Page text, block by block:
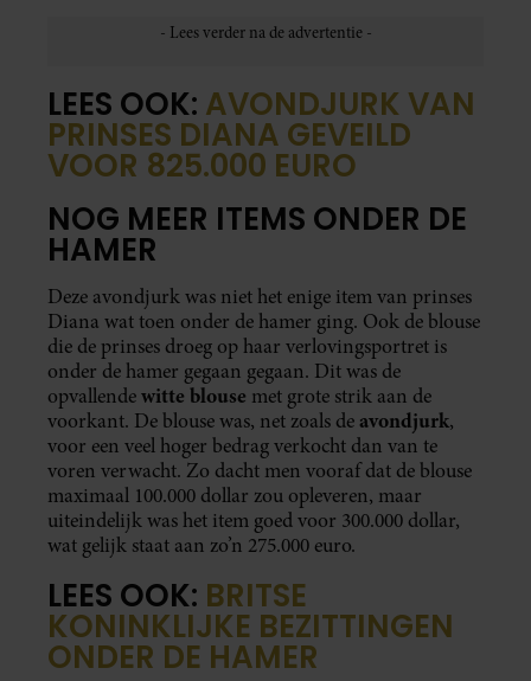
LEES OOK: AVONDJURK VAN
PRINSES DIANA GEVEILD
VOOR 825.000 EURO
NOG MEER ITEMS ONDER DE
HAMER
Deze avondjurk was niet het enige item van prinses
Diana wat toen onder de hamer ging. Ook de blouse
die de prinses droeg op haar verlovingsportret is
onder de hamer gegaan gegaan. Dit was de
opvallendewitte blouse met grote strik aan de
voorkant. De blouse was, net zoals deavondjurk,
voor een veel hoger bedrag verkocht dan van te
voren verwacht. Zo dacht men vooraf dat de blouse
maximaal 100.000 dollar zou opleveren, maar
uiteindelijk was het item goed voor 300.000 dollar,
wat gelijk staat aan zo’n 275.000 euro.
LEES OOK: BRITSE
KONINKLIJKE BEZITTINGEN
ONDER DE HAMER